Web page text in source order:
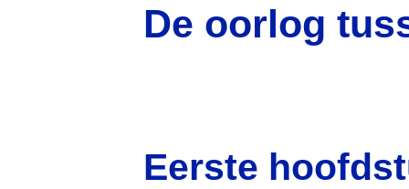
De oorlog
Eerste